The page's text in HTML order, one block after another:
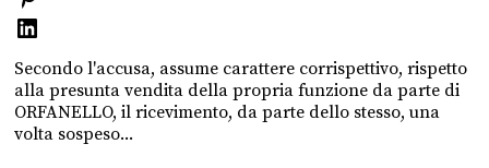
Secondo l'accusa, assume carattere corrispettivo, rispetto
alla presunta vendita della propria funzione da parte di
ORFANELLO, il ricevimento, da parte dello stesso, una
volta sospeso...